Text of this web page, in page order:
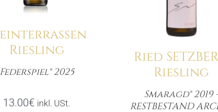
Riesling
2025
13.00€ inkl. USt.
Menge
Ried
Riesling
Smaragd® 2019
RESTBESTAND